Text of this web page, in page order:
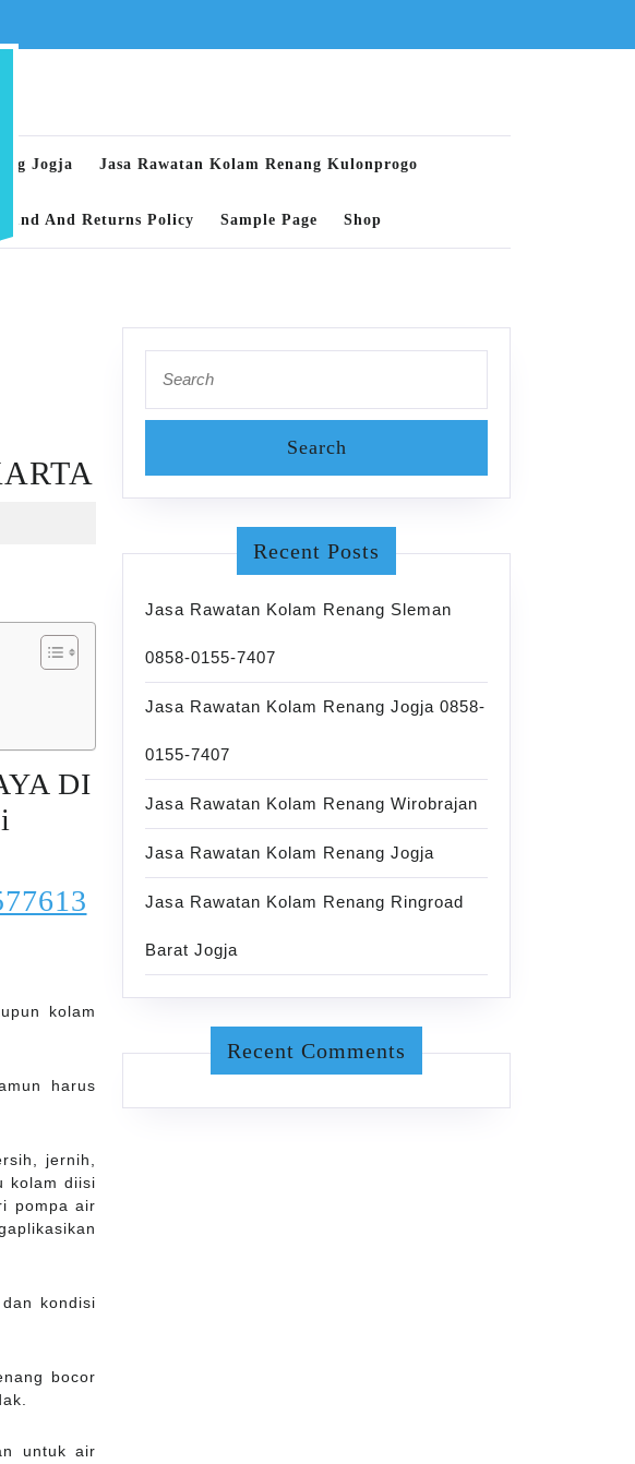
Jogja Jasa Rawatan Kolam Renang Kulonprogo
And Returns Policy Sample Page Shop
DI
kolam
harus
jernih,
kolam diisi
pompa air
kondisi
bocor
untuk air
for:
Recent Posts
Jasa Rawatan Kolam Renang Sleman
0858-0155-7407
Jasa Rawatan Kolam Renang Jogja 0858-
0155-7407
Jasa Rawatan Kolam Renang Wirobrajan
Jasa Rawatan Kolam Renang Jogja
Jasa Rawatan Kolam Renang Ringroad
Barat Jogja
Recent Comments